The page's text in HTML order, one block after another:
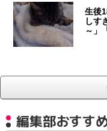
生後
しす
～」
編集部おすす